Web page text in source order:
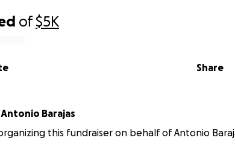
of$5K
Share
Antonio Barajas
this fundraiser on behalf of Antonio